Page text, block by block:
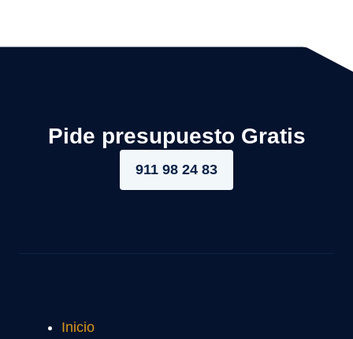
Pide presupuesto Gratis
911 98 24 83
Inicio